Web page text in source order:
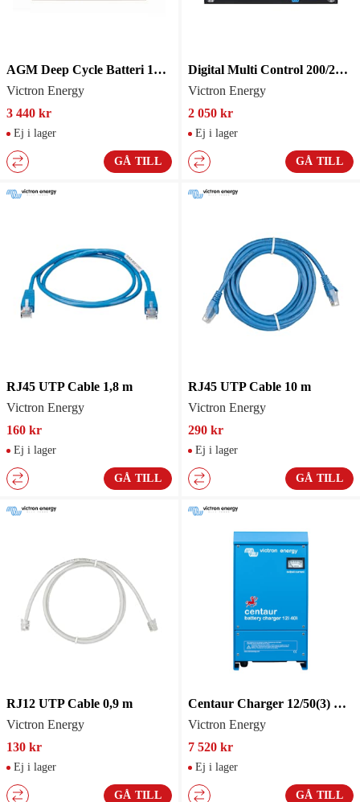
AGM Deep Cycle Batteri 12V/90Ah
Victron Energy
3 440 kr
Ej i lager
GÅ TILL
Digital Multi Control 200/200A
Victron Energy
2 050 kr
Ej i lager
GÅ TILL
RJ45 UTP Cable 1,8 m
Victron Energy
160 kr
Ej i lager
GÅ TILL
RJ45 UTP Cable 10 m
Victron Energy
290 kr
Ej i lager
GÅ TILL
RJ12 UTP Cable 0,9 m
Victron Energy
130 kr
Ej i lager
GÅ TILL
Centaur Charger 12/50(3) multi
Victron Energy
7 520 kr
Ej i lager
GÅ TILL